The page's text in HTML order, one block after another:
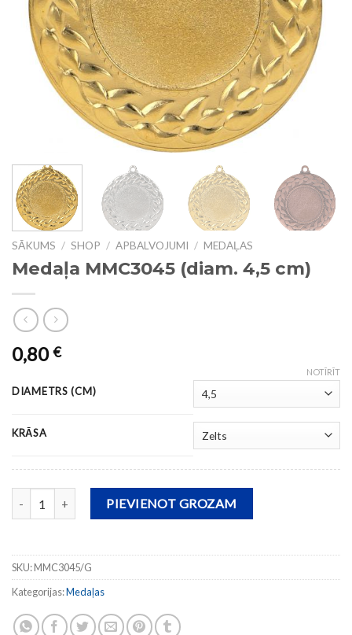
SĀKUMS / SHOP / APBALVOJUMI / MEDAĻAS
Medaļa MMC3045 (diam. 4,5 cm)
0,80€
DIAMETRS (CM)
KRĀSA
NOTĪRĪT
Medaļa MMC3045 (diam. 4,5 cm) daudzums
PIEVIENOT GROZAM
SKU:MMC3045/G
Kategorijas:Medaļas